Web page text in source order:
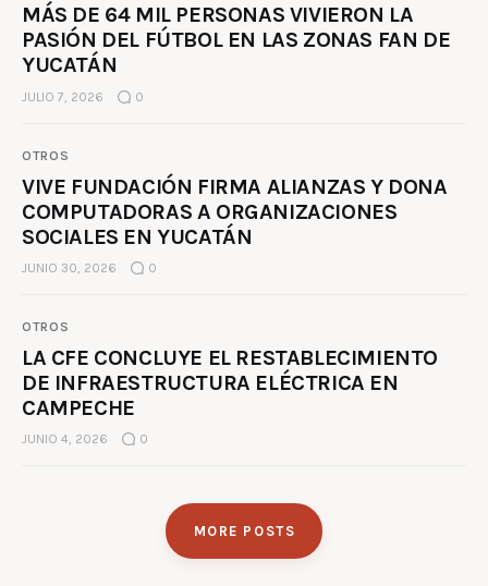
MÁS DE 64 MIL PERSONAS VIVIERON LA
PASIÓN DEL FÚTBOL EN LAS ZONAS FAN DE
YUCATÁN
JULIO 7, 2026 0
OTROS
VIVE FUNDACIÓN FIRMA ALIANZAS Y DONA
COMPUTADORAS A ORGANIZACIONES
SOCIALES EN YUCATÁN
JUNIO 30, 2026 0
OTROS
LA CFE CONCLUYE EL RESTABLECIMIENTO
DE INFRAESTRUCTURA ELÉCTRICA EN
CAMPECHE
JUNIO 4, 2026 0
MORE POSTS